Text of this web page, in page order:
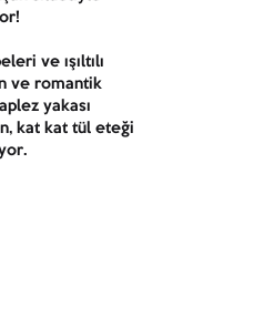
ve ışıltılı
ve romantik
yakası
kat kat tül eteği